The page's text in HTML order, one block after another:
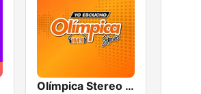
Olímpica Stereo - Medellín 104.9 FM